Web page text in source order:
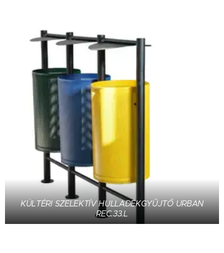
KÜLTÉRI SZELEKTÍV HULLADÉKGYŰJTŐ URBAN
REC.33.L